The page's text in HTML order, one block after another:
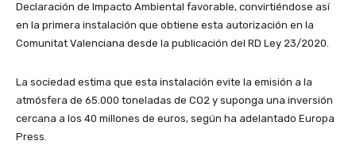
Declaración de Impacto Ambiental favorable, convirtiéndose así
en la primera instalación que obtiene esta autorización en la
Comunitat Valenciana desde la publicación del RD Ley 23/2020.
La sociedad estima que esta instalación evite la emisión a la
atmósfera de 65.000 toneladas de CO2 y suponga una inversión
cercana a los 40 millones de euros, según ha adelantado Europa
Press.